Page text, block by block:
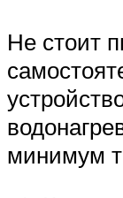
Не стоит
минимум